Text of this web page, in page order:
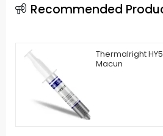
Recommended
Thermalright
Macun